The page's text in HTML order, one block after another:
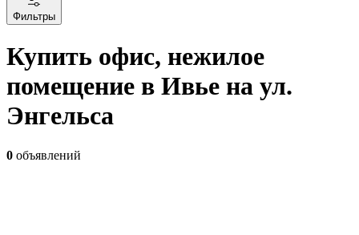
Фильтры
Купить офис, нежилое
помещение в Ивье на ул.
Энгельса
0 объявлений